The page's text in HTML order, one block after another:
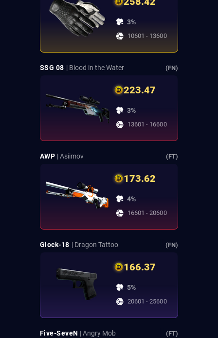
3%
10601 - 13600
SSG 08 | Blood in the Water (FN)
223.47
3%
13601 - 16600
AWP | Asiimov (FT)
173.62
4%
16601 - 20600
Glock-18 | Dragon Tattoo (FN)
166.37
5%
20601 - 25600
Five-SeveN | Angry Mob (FT)